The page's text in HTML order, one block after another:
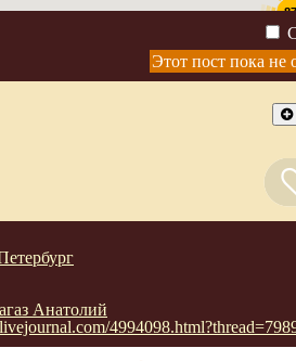
Этот пост пока не
Анатолий